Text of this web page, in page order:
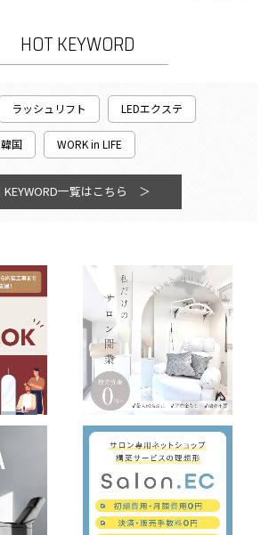
HOT KEYWORD
ラッシュリフト LEDエクステ
韓国 WORK in LIFE
KEYWORD一覧はこちら